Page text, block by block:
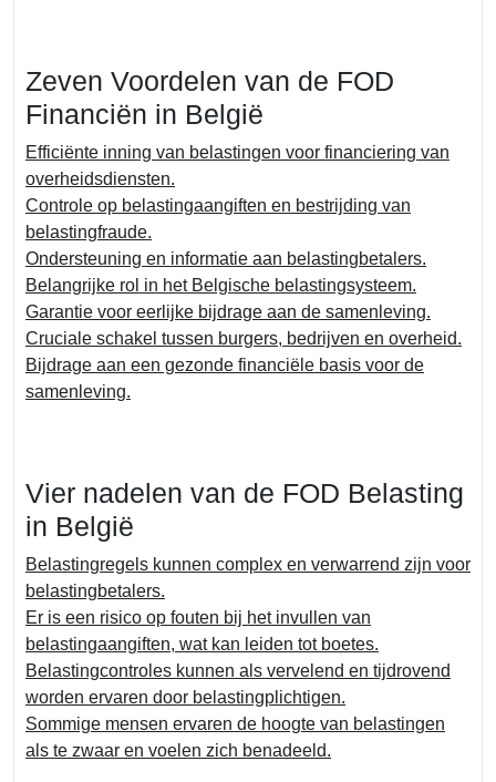
Zeven Voordelen van de FOD
Financiën in België
Efficiënte inning van belastingen voor financiering van
overheidsdiensten.
Controle op belastingaangiften en bestrijding van
belastingfraude.
Ondersteuning en informatie aan belastingbetalers.
Belangrijke rol in het Belgische belastingsysteem.
Garantie voor eerlijke bijdrage aan de samenleving.
Cruciale schakel tussen burgers, bedrijven en overheid.
Bijdrage aan een gezonde financiële basis voor de
samenleving.
Vier nadelen van de FOD Belasting
in België
Belastingregels kunnen complex en verwarrend zijn voor
belastingbetalers.
Er is een risico op fouten bij het invullen van
belastingaangiften, wat kan leiden tot boetes.
Belastingcontroles kunnen als vervelend en tijdrovend
worden ervaren door belastingplichtigen.
Sommige mensen ervaren de hoogte van belastingen
als te zwaar en voelen zich benadeeld.